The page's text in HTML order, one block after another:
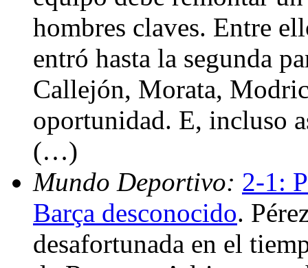
hombres claves. Entre
entró hasta la segunda
Callejón, Morata,
oportunidad. E, incluso
(…)
Mundo Deportivo: 2-1:
Barça desconocido.
desafortunada en el